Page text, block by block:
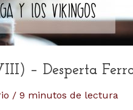
– Desperta
/ 9 minutos de lectura